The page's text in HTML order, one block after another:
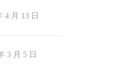
4 月 13 日
3 月 5 日